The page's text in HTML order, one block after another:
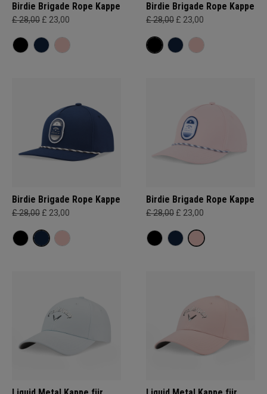
Birdie Brigade Rope Kappe
£ 28,00 £ 23,00
Birdie Brigade Rope Kappe
£ 28,00 £ 23,00
Birdie Brigade Rope Kappe
£ 28,00 £ 23,00
Birdie Brigade Rope Kappe
£ 28,00 £ 23,00